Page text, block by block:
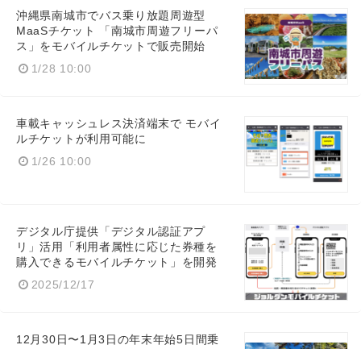
沖縄県南城市でバス乗り放題周遊型
MaaSチケット 「南城市周遊フリーパ
ス」をモバイルチケットで販売開始
1/28 10:00
車載キャッシュレス決済端末で モバイ
ルチケットが利用可能に
1/26 10:00
デジタル庁提供「デジタル認証アプ
リ」活用「利用者属性に応じた券種を
購入できるモバイルチケット」を開発
2025/12/17
12月30日〜1月3日の年末年始5日間乗